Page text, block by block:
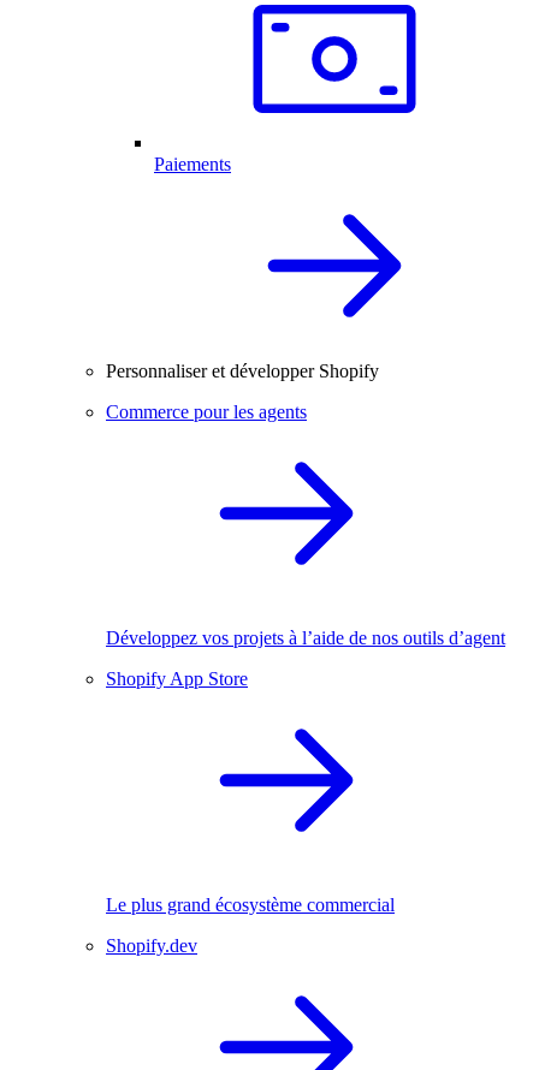
Paiements
Personnaliser et développer Shopify
Commerce pour les agents
Développez vos projets à l’aide de nos outils d’agent
Shopify App Store
Le plus grand écosystème commercial
Shopify.dev